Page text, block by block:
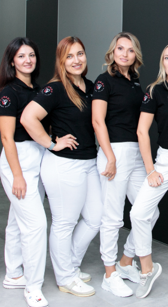
Клиника
Главная
Цены
Врачи
Услуги
Виниры и коронки
Отбеливание зубов
Проф. гигиена
Пародонтология
Имплантация
Детская стоматология
Диагностика
Брекеты и элайнеры
Удаление зубов
Лечение корневых
каналов
Лечение кариеса
Правовая информация
Политика конфиденциальности
Примеры работ
Рекомендации пациентам